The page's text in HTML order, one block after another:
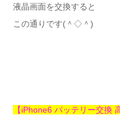
液晶画面を交換すると
この通りです(＾◇＾)
【iPhone6 バッテリー交換